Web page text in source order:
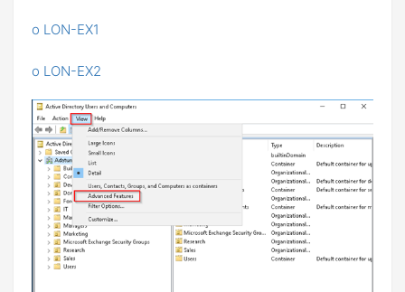
o LON-EX1
o LON-EX2